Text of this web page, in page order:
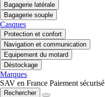
Bagagerie latérale
Bagagerie souple
Casques
Protection et confort
Navigation et communication
Equipement du motard
Déstockage
Marques
SAV en France Paiement sécurisé
Rechercher